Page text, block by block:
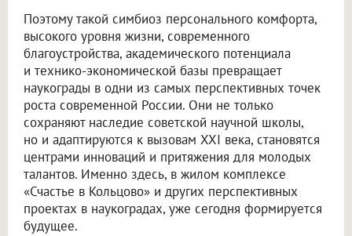
Поэтому такой симбиоз персонального комфорта,
высокого уровня жизни, современного
благоустройства, академического потенциала
и технико-экономической базы превращает
наукограды в одни из самых перспективных точек
роста современной России. Они не только
сохраняют наследие советской научной школы,
но и адаптируются к вызовам XXI века, становятся
центрами инноваций и притяжения для молодых
талантов. Именно здесь, в жилом комплексе
«Счастье в Кольцово» и других перспективных
проектах в наукоградах, уже сегодня формируется
будущее.